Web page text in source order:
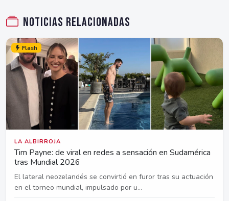
Noticias relacionadas
Flash
LA ALBIRROJA
Tim Payne: de viral en redes a sensación en Sudamérica
tras Mundial 2026
El lateral neozelandés se convirtió en furor tras su actuación
en el torneo mundial, impulsado por u...